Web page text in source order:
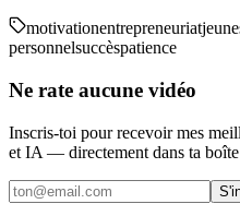
motivationentrepreneuriat
personnelsuccèspatience
Ne rate aucune vidéo
Inscris-toi pour recevoir mes
et IA — directement dans ta